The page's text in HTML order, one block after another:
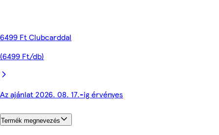
6499 Ft Clubcarddal
(6499 Ft/db)
Az ajánlat 2026. 08. 17.-ig érvényes
Termék megnevezés